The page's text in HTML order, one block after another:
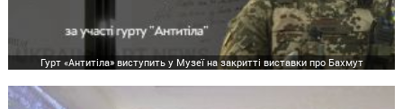
Гурт «Антитіла» виступить у Музеї на закритті виставки про Бахмут